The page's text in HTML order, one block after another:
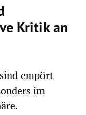
Kritik an
empört
im